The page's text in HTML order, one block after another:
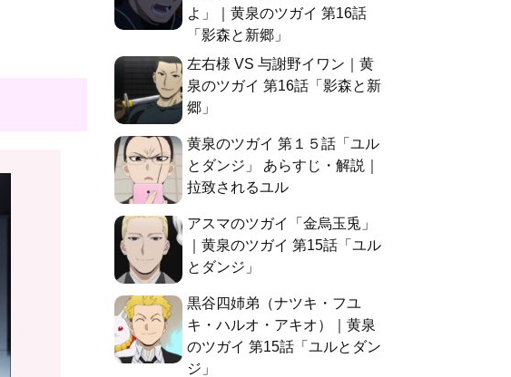
よ」｜黄泉のツガイ 第16話
「影森と新郷」
左右様 VS 与謝野イワン｜黄
泉のツガイ 第16話「影森と新
郷」
黄泉のツガイ 第１５話「ユル
とダンジ」 あらすじ・解説｜
拉致されるユル
アスマのツガイ「金烏玉兎」
｜黄泉のツガイ 第15話「ユル
とダンジ」
黒谷四姉弟（ナツキ・フユ
キ・ハルオ・アキオ）｜黄泉
のツガイ 第15話「ユルとダン
ジ」